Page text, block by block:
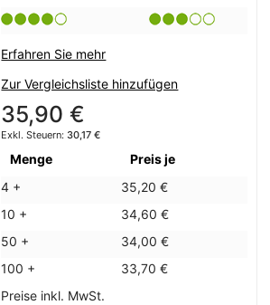
Erfahren Sie mehr
Zur Vergleichsliste hinzufügen
35,90 €
30,17 €
Menge
Preis je
4 +
35,20 €
10 +
34,60 €
50 +
34,00 €
100 +
33,70 €
Preise inkl. MwSt.